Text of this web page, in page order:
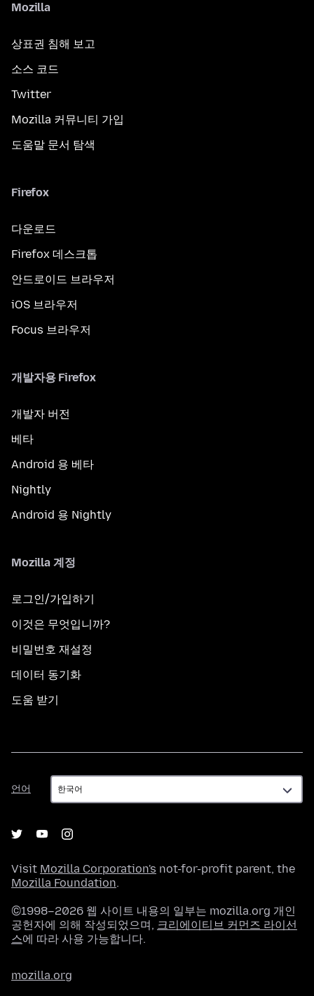
Mozilla
상표권 침해 보고
소스 코드
Twitter
Mozilla 커뮤니티 가입
도움말 문서 탐색
Firefox
다운로드
Firefox 데스크톱
안드로이드 브라우저
iOS 브라우저
Focus 브라우저
개발자용 Firefox
개발자 버전
베타
Android 용 베타
Nightly
Android 용 Nightly
Mozilla 계정
로그인/가입하기
이것은 무엇입니까?
비밀번호 재설정
데이터 동기화
도움 받기
언어
언
어
Visit Mozilla Corporation's not-for-profit parent, the
Mozilla Foundation.
©1998–2026 웹 사이트 내용의 일부는 mozilla.org 개인
공헌자에 의해 작성되었으며, 크리에이티브 커먼즈 라이선
스에 따라 사용 가능합니다.
mozilla.org